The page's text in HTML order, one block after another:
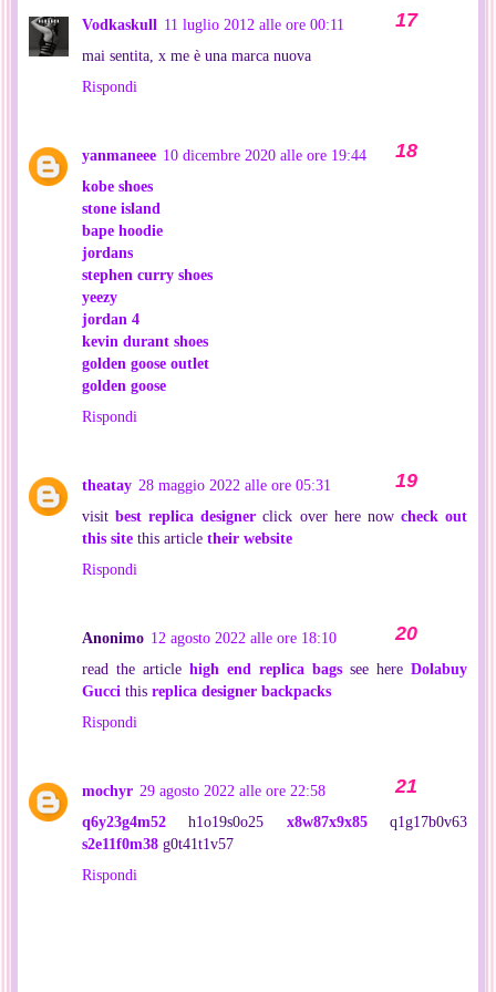
Vodkaskull 11 luglio 2012 alle ore 00:11
mai sentita, x me è una marca nuova
Rispondi
yanmaneee 10 dicembre 2020 alle ore 19:44
kobe shoes
stone island
bape hoodie
jordans
stephen curry shoes
yeezy
jordan 4
kevin durant shoes
golden goose outlet
golden goose
Rispondi
theatay 28 maggio 2022 alle ore 05:31
visitbest replica designer click over here now check out
this site this article their website
Rispondi
Anonimo 12 agosto 2022 alle ore 18:10
read the article high end replica bags see here Dolabuy
Gucci this replica designer backpacks
Rispondi
mochyr 29 agosto 2022 alle ore 22:58
q6y23g4m52 h1o19s0o25 x8w87x9x85q1g17b0v63
s2e11f0m38 g0t41t1v57
Rispondi